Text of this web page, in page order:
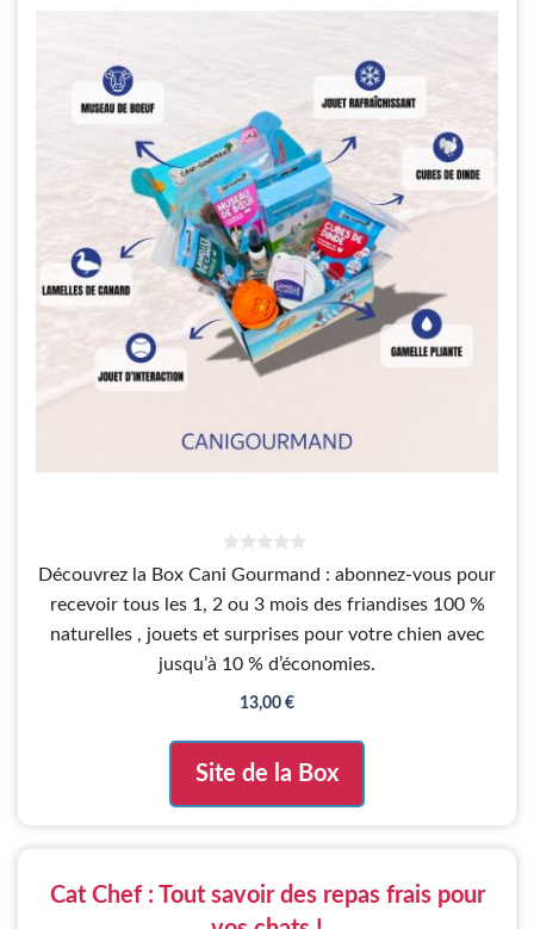
0
s
r
Découvrez la Box Cani Gourmand : abonnez-vous pour
recevoir tous les 1, 2 ou 3 mois des friandises 100 %
naturelles , jouets et surprises pour votre chien avec
jusqu’à 10 % d’économies.
13,00 €
Site de la Box
Cat Chef : Tout savoir des repas frais pour